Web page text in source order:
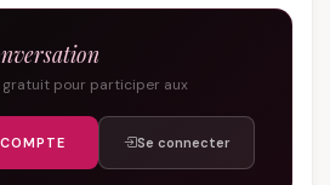
pour participer aux
Se connecter